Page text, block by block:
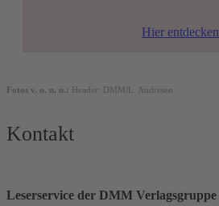
Hier entdecken
Fotos v. o. n. u.: Header: DMM/L. Andresen
Kontakt
Leserservice der DMM Verlagsgruppe